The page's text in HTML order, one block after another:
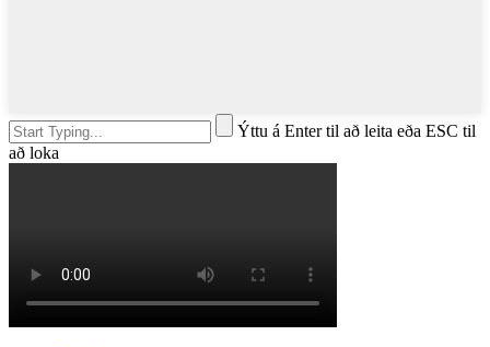
Ýttu á Enter til að leita eða ESC til
að loka